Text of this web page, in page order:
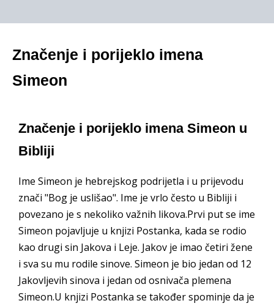
Značenje i porijeklo imena
Simeon
Značenje i porijeklo imena Simeon u
Bibliji
Ime Simeon je hebrejskog podrijetla i u prijevodu
znači "Bog je uslišao". Ime je vrlo često u Bibliji i
povezano je s nekoliko važnih likova.Prvi put se ime
Simeon pojavljuje u knjizi Postanka, kada se rodio
kao drugi sin Jakova i Leje. Jakov je imao četiri žene
i sva su mu rodile sinove. Simeon je bio jedan od 12
Jakovljevih sinova i jedan od osnivača plemena
Simeon.U knjizi Postanka se također spominje da je